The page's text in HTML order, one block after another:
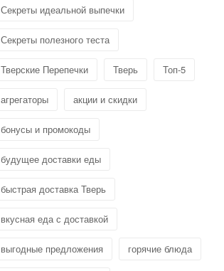
Секреты идеальной выпечки
Секреты полезного теста
Тверские Перепечки Тверь Топ-5
агрегаторы акции и скидки
бонусы и промокоды
будущее доставки еды
быстрая доставка Тверь
вкусная еда с доставкой
выгодные предложения горячие блюда